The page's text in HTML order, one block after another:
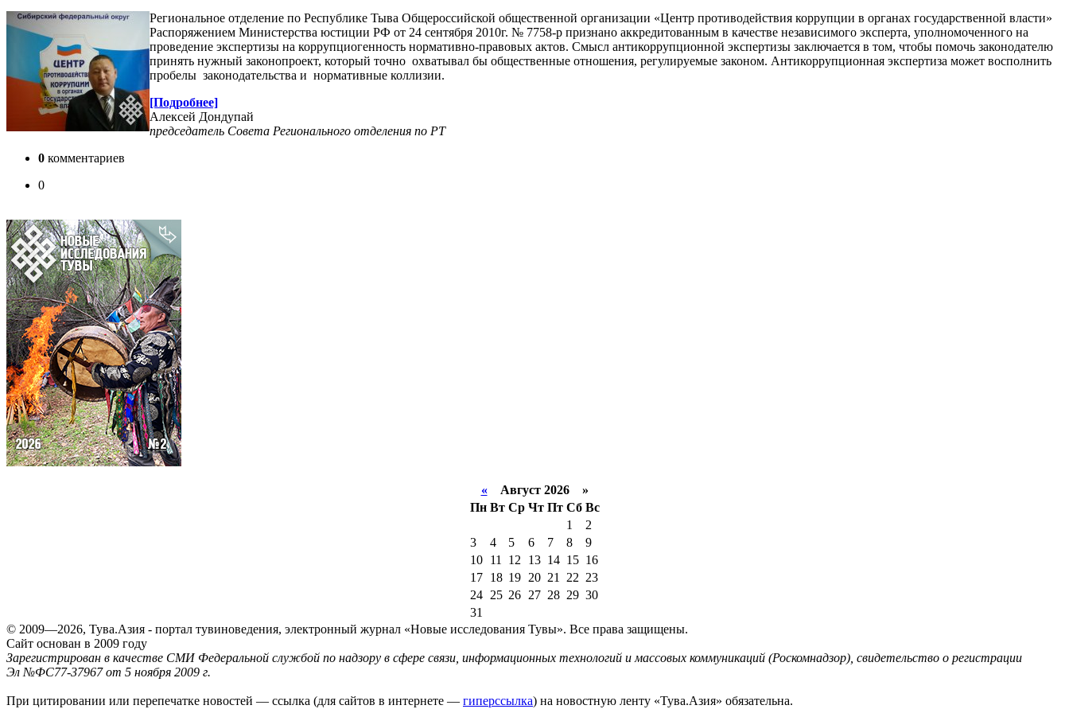
Региональное отделение по Республике Тыва Общероссийской общественной организации «Центр противодействия коррупции в органах государственной власти»
Распоряжением Министерства юстиции РФ от 24 сентября 2010г. № 7758-р признано аккредитованным в качестве независимого эксперта, уполномоченного на
проведение экспертизы на коррупциогенность нормативно-правовых актов. Смысл антикоррупционной экспертизы заключается в том, чтобы помочь законодателю
принять нужный законопроект, который точно охватывал бы общественные отношения, регулируемые законом. Антикоррупционная экспертиза может восполнить
пробелы законодательства и нормативные коллизии.
[Подробнее]
Алексей Дондупай
председатель Совета Регионального отделения по РТ
0 комментариев
0
«Август 2026 »
Пн Вт Ср Чт Пт Сб Вс
1
2
3
4 5 6 7 8
9
10
11 12 13 14 15 16
17
18 19 20 21 22 23
24
25 26 27 28 29 30
31
© 2009—2026, Тува.Азия - портал тувиноведения, электронный журнал «Новые исследования Тувы». Все права защищены.
Сайт основан в 2009 году
Зарегистрирован в качестве СМИ Федеральной службой по надзору в сфере связи, информационных технологий и массовых коммуникаций (Роскомнадзор), свидетельство о регистрации
Эл №ФС77-37967 от 5 ноября 2009 г.
При цитировании или перепечатке новостей — ссылка (для сайтов в интернете — гиперссылка) на новостную ленту «Тува.Азия» обязательна.